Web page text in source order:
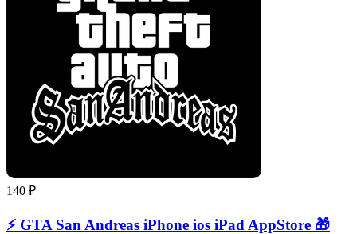
140 ₽
⚡️ GTA San Andreas iPhone ios iPad AppStore 🎁